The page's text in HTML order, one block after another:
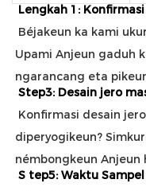
Lengkah 1:
Béjakeun ka kami
Upami Anjeun gaduh
ngarancang eta
Step3: Desain jero
Konfirmasi desain
diperyogikeun?
némbongkeun Anjeun
S tep5: Waktu Sampel